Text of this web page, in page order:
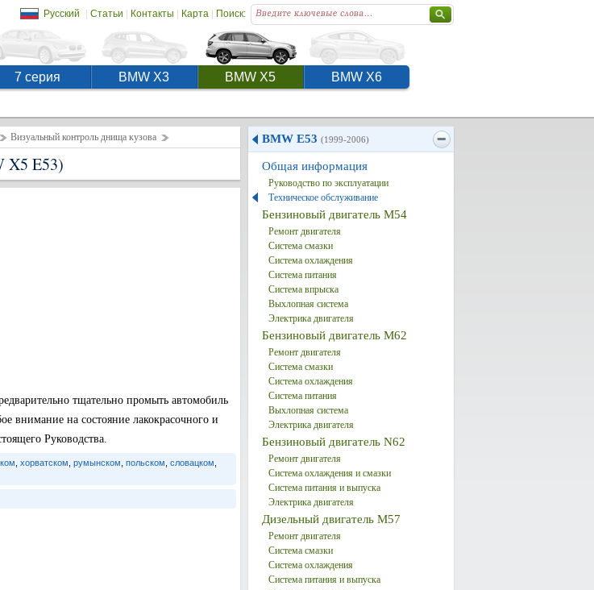
Русский | Статьи | Контакты | Карта| Поиск:
7 серия BMW X3 BMW X5 BMW X6
Визуальный контроль днища кузова
X5 E53)
тщательно промыть автомобиль
внимание на состояние лакокрасочного и
Руководства.
хорватском румынском польском словацком
BMW E53 (1999-2006)
Общая информация
Руководство по эксплуатации
Техническое обслуживание
Бензиновый двигатель M54
Ремонт двигателя
Система смазки
Система охлаждения
Система питания
Система впрыска
Выхлопная система
Электрика двигателя
Бензиновый двигатель M62
Ремонт двигателя
Система смазки
Система охлаждения
Система питания
Выхлопная система
Электрика двигателя
Бензиновый двигатель N62
Ремонт двигателя
Система охлаждения и смазки
Система питания и выпуска
Электрика двигателя
Дизельный двигатель М57
Ремонт двигателя
Система смазки
Система охлаждения
Система питания и выпуска